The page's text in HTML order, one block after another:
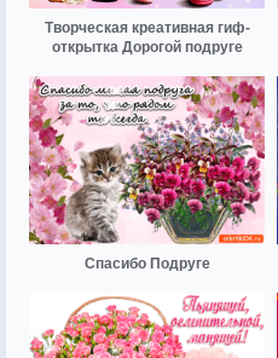
Творческая креативная гиф-
открытка Дорогой подруге
Спасибо Подруге